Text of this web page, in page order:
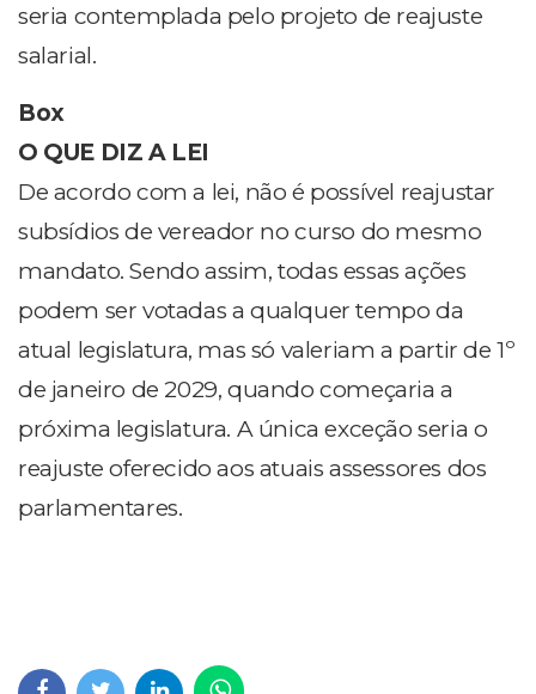
seria contemplada pelo projeto de reajuste
salarial.
Box
O QUE DIZ A LEI
De acordo com a lei, não é possível reajustar
subsídios de vereador no curso do mesmo
mandato. Sendo assim, todas essas ações
podem ser votadas a qualquer tempo da
atual legislatura, mas só valeriam a partir de 1º
de janeiro de 2029, quando começaria a
próxima legislatura. A única exceção seria o
reajuste oferecido aos atuais assessores dos
parlamentares.